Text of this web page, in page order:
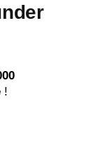
!